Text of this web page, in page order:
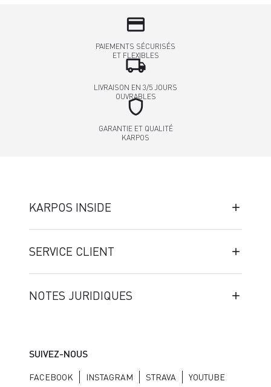
credit_card
PAIEMENTS SÉCURISÉS
ET FLEXIBLES
local_shipping
LIVRAISON EN 3/5 JOURS
OUVRABLES
shield
GARANTIE ET QUALITÉ
KARPOS
KARPOS INSIDE
SERVICE CLIENT
NOTES JURIDIQUES
SUIVEZ-NOUS
FACEBOOK INSTAGRAM STRAVA YOUTUBE